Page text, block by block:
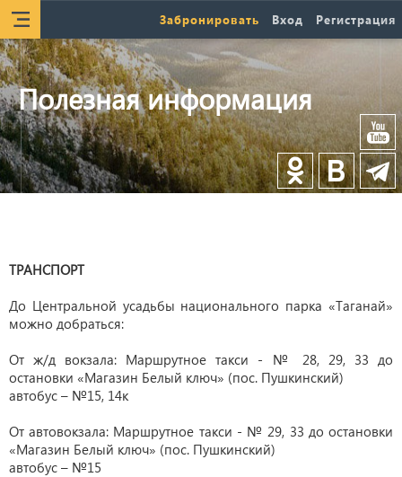
Забронировать Вход Регистрация
Полезная информация
ТРАНСПОРТ
До Центральной усадьбы национального парка «Таганай»
можно добраться:
От ж/д вокзала: Маршрутное такси - № 28, 29, 33 до
остановки «Магазин Белый ключ» (пос. Пушкинский)
автобус – №15, 14к
От автовокзала: Маршрутное такси - № 29, 33 до остановки
«Магазин Белый ключ» (пос. Пушкинский)
автобус – №15